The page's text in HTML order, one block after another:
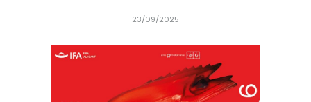
SOBRE MÍ
¿TE GUSTARÍA UNIRTE A NUESTRA AVENTURA GASTRON
23/09/2025